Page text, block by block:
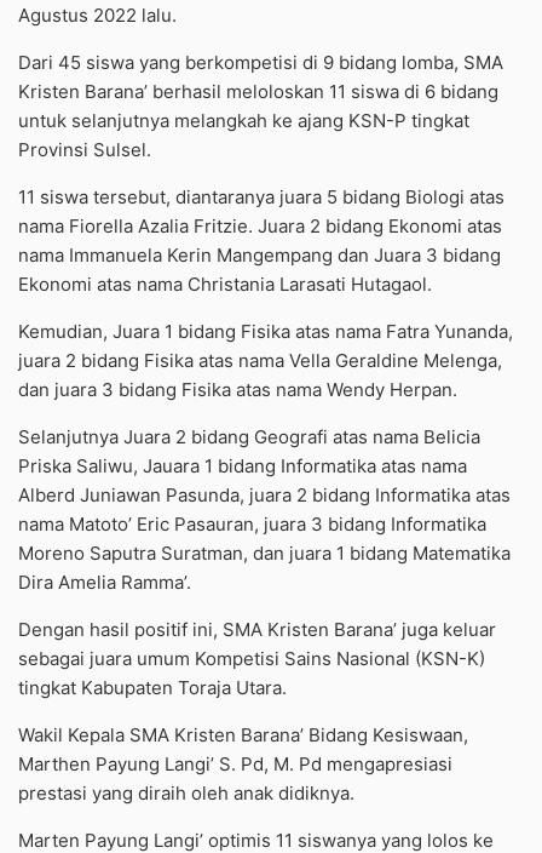
Agustus 2022 lalu.
Dari 45 siswa yang berkompetisi di 9 bidang lomba, SMA
Kristen Barana’ berhasil meloloskan 11 siswa di 6 bidang
untuk selanjutnya melangkah ke ajang KSN-P tingkat
Provinsi Sulsel.
11 siswa tersebut, diantaranya juara 5 bidang Biologi atas
nama Fiorella Azalia Fritzie. Juara 2 bidang Ekonomi atas
nama Immanuela Kerin Mangempang dan Juara 3 bidang
Ekonomi atas nama Christania Larasati Hutagaol.
Kemudian, Juara 1 bidang Fisika atas nama Fatra Yunanda,
juara 2 bidang Fisika atas nama Vella Geraldine Melenga,
dan juara 3 bidang Fisika atas nama Wendy Herpan.
Selanjutnya Juara 2 bidang Geografi atas nama Belicia
Priska Saliwu, Jauara 1 bidang Informatika atas nama
Alberd Juniawan Pasunda, juara 2 bidang Informatika atas
nama Matoto’ Eric Pasauran, juara 3 bidang Informatika
Moreno Saputra Suratman, dan juara 1 bidang Matematika
Dira Amelia Ramma’.
Dengan hasil positif ini, SMA Kristen Barana’ juga keluar
sebagai juara umum Kompetisi Sains Nasional (KSN-K)
tingkat Kabupaten Toraja Utara.
Wakil Kepala SMA Kristen Barana’ Bidang Kesiswaan,
Marthen Payung Langi’ S. Pd, M. Pd mengapresiasi
prestasi yang diraih oleh anak didiknya.
Marten Payung Langi’ optimis 11 siswanya yang lolos ke